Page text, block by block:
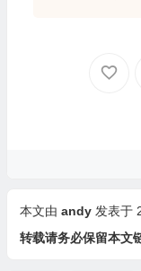
本文由 andy发表于
转载请务必保留本文